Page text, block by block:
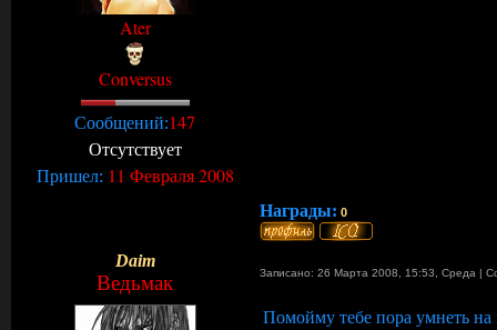
Ater
Conversus
Сообщений:147
Отсутствует
Пришел: 11 Февраля 2008
Награды: 0
Daim
Ведьмак Записано: 26 Марта 2008, 15:53, Среда |
Помойму тебе пора умнеть на